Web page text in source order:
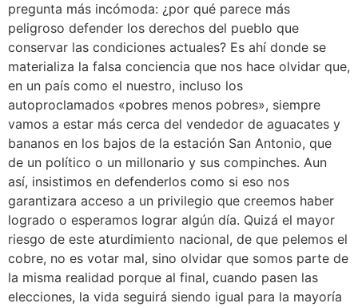
pregunta más incómoda: ¿por qué parece más
peligroso defender los derechos del pueblo que
conservar las condiciones actuales? Es ahí donde se
materializa la falsa conciencia que nos hace olvidar que,
en un país como el nuestro, incluso los
autoproclamados «pobres menos pobres», siempre
vamos a estar más cerca del vendedor de aguacates y
bananos en los bajos de la estación San Antonio, que
de un político o un millonario y sus compinches. Aun
así, insistimos en defenderlos como si eso nos
garantizara acceso a un privilegio que creemos haber
logrado o esperamos lograr algún día. Quizá el mayor
riesgo de este aturdimiento nacional, de que pelemos el
cobre, no es votar mal, sino olvidar que somos parte de
la misma realidad porque al final, cuando pasen las
elecciones, la vida seguirá siendo igual para la mayoría